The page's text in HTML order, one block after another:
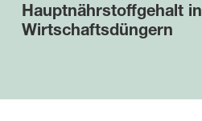
Hauptnährstoffgehalt in
Wirtschaftsdüngern